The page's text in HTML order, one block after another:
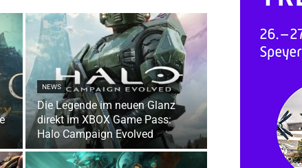
NEWS
Die Legende im neuen Glanz
direkt im XBOX Game Pass:
Halo Campaign Evolved